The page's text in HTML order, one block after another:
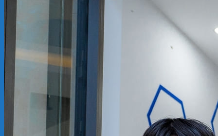
KẾ TOÁN – THUẾ
ĐẠI LÝ THUẾ
PHÁP LÝ DOANH NGHIỆP
Kiến thức chuyên ngành